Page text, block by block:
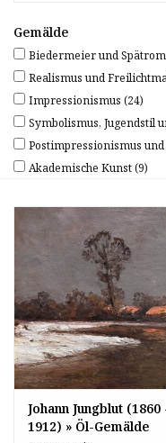
Gemälde
Biedermeier und
Realismus und
Impressionismus (24)
Symbolismus, Jugendstil
Postimpressionismus
Akademische Kunst(9)
Johann Jungblut (1860
1912) » Öl-Gemälde